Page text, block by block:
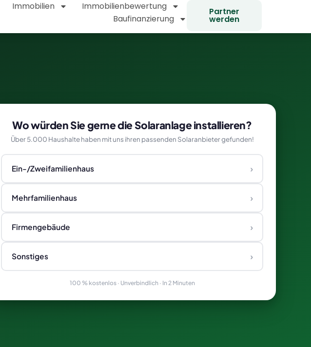
Immobilien
Immobilienbewertung
Baufinanzierung
Partner
werden
Wo würden Sie gerne die Solaranlage installieren?
Über 5.000 Haushalte haben mit uns ihren passenden Solaranbieter gefunden!
Ein-/Zweifamilienhaus ›
Mehrfamilienhaus ›
Firmengebäude ›
Sonstiges ›
100 % kostenlos · Unverbindlich · In 2 Minuten